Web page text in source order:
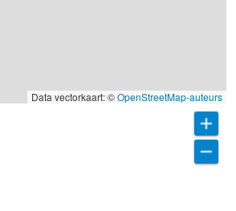
Data vectorkaart: ©OpenStreetMap-auteurs